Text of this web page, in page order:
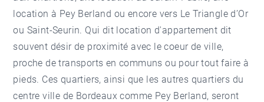
location à Pey Berland ou encore vers Le Triangle d’Or
ou Saint-Seurin. Qui dit location d'appartement dit
souvent désir de proximité avec le coeur de ville,
proche de transports en communs ou pour tout faire à
pieds. Ces quartiers, ainsi que les autres quartiers du
centre ville de Bordeaux comme Pey Berland, seront